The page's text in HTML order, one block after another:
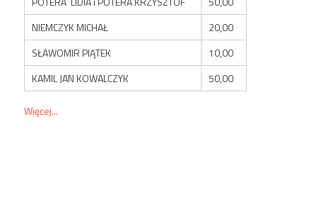
NIEMCZYK MICHAŁ
20,00
SŁAWOMIR PIĄTEK
10,00
KAMIL JAN KOWALCZYK
50,00
Więcej...